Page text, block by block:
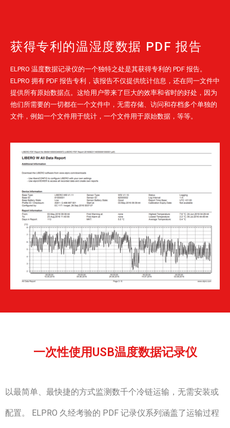
获得专利的温湿度数据 PDF 报告
ELPRO 温度数据记录仪的一个独特之处是其获得专利的 PDF 报告。
ELPRO 拥有 PDF 报告专利，该报告不仅提供统计信息，还在同一文件中
提供所有原始数据点。这给用户带来了巨大的效率和省时的好处，因为
他们所需要的一切都在一个文件中，无需存储、访问和存档多个单独的
文件，例如一个文件用于统计，一个文件用于原始数据，等等。
一次性使用USB温度数据记录仪
以最简单、最快捷的方式监测数千个冷链运输，无需安装或
配置。 ELPRO 久经考验的 PDF 记录仪系列涵盖了运输过程